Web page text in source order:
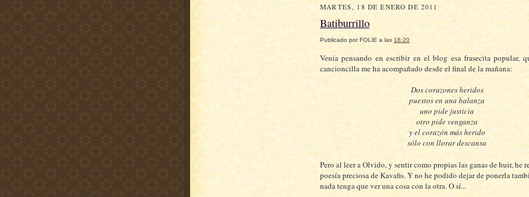
MARTES, 18 DE ENERO DE 2011
Batiburrillo
Publicado porFOLIE a las 16:20
Venía pensando en escribir en el blog esa frasecita popular,
cancioncilla me ha acompañado desde el final de la mañana:
Dos corazones heridos
puestos en una balanza
uno pide justicia
otro pide venganza
y el corazón más herido
sólo con llorar descansa
Pero al leer a Olvido, y sentir como propias las ganas de huir, he
poesía preciosa de Kavafis. Y no he podido dejar de ponerla
nada tenga que ver una cosa con la otra. O sí...